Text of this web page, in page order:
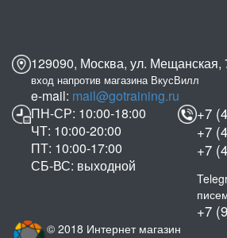
129090, Москва, ул. Мещанская,
вход напротив магазина ВкусВилл
e-mail: mail@gotraining.ru
ПН-СР: 10:00-18:00
ЧТ: 10:00-20:00
ПТ: 10:00-17:00
СБ-ВС: выходной
+7
+7
+7
+7
© 2018 Интернет магазин